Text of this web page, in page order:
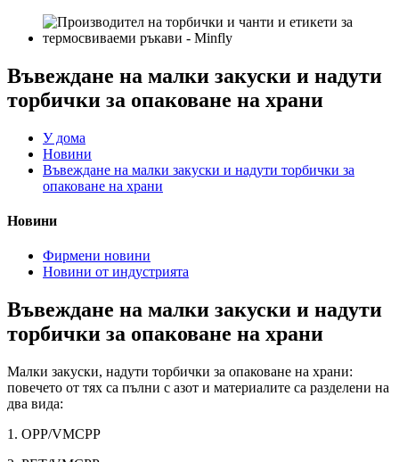
Въвеждане на малки закуски и надути
торбички за опаковане на храни
У дома
Новини
Въвеждане на малки закуски и надути торбички за
опаковане на храни
Новини
Фирмени новини
Новини от индустрията
Въвеждане на малки закуски и надути
торбички за опаковане на храни
Малки закуски, надути торбички за опаковане на храни:
повечето от тях са пълни с азот и материалите са разделени на
два вида:
1. OPP/VMCPP